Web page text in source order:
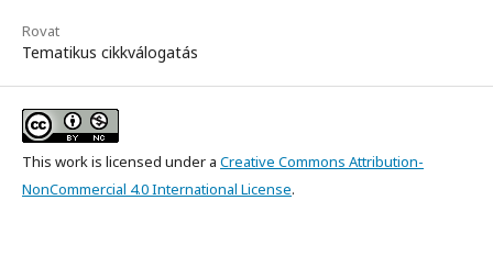
Rovat
Tematikus cikkválogatás
This work is licensed under a Creative Commons Attribution-
NonCommercial 4.0 International License.